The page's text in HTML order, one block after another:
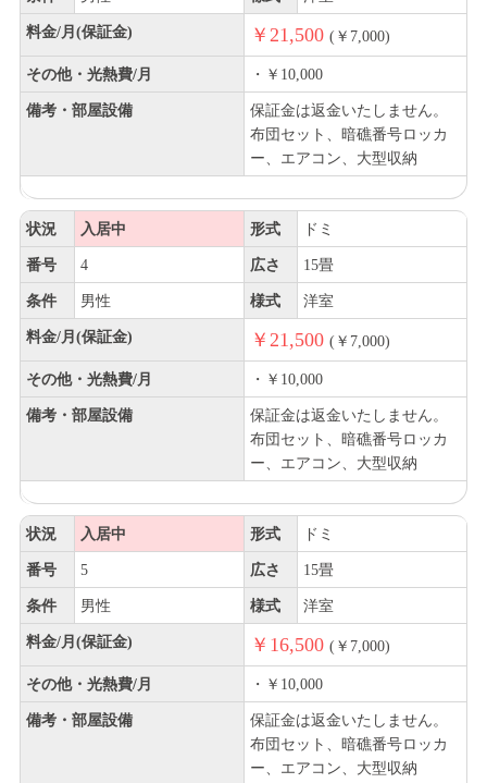
料金/月(保証金) ￥21,500 (￥7,000)
その他・光熱費/月 ・￥10,000
備考・部屋設備
保証金は返金いたしません。
布団セット、暗礁番号ロッカ
ー、エアコン、大型収納
状況 入居中 形式 ドミ
番号 4 広さ 15畳
条件 男性 様式 洋室
料金/月(保証金) ￥21,500 (￥7,000)
その他・光熱費/月 ・￥10,000
備考・部屋設備
保証金は返金いたしません。
布団セット、暗礁番号ロッカ
ー、エアコン、大型収納
状況 入居中 形式 ドミ
番号 5 広さ 15畳
条件 男性 様式 洋室
料金/月(保証金) ￥16,500 (￥7,000)
その他・光熱費/月 ・￥10,000
備考・部屋設備
保証金は返金いたしません。
布団セット、暗礁番号ロッカ
ー、エアコン、大型収納